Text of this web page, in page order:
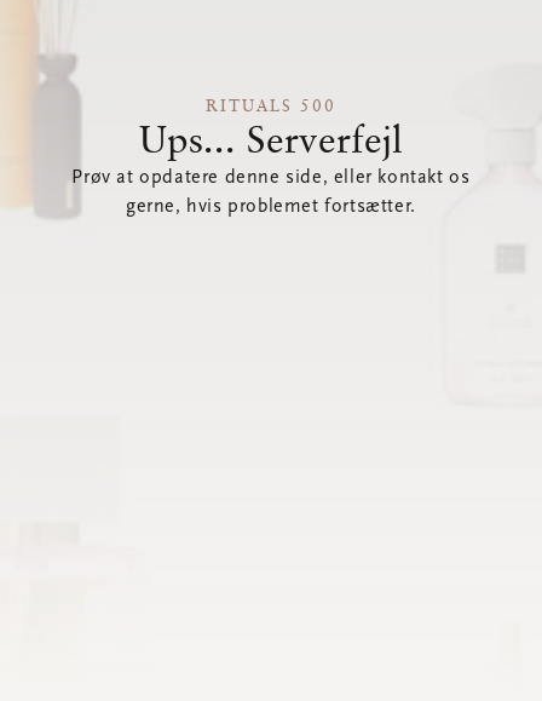
RITUALS 500
Ups... Serverfejl
Prøv at opdatere denne side, eller kontakt os
gerne, hvis problemet fortsætter.